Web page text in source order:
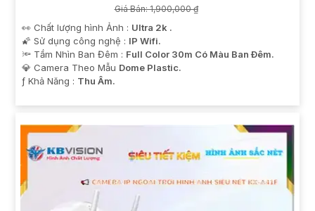
Giá Bán: 1,900,000 ₫
👀 Chất lượng hình Ảnh : Ultra 2k .
🌠 Sử dụng công nghệ : IP Wifi.
🔦 Tầm Nhìn Ban Đêm : Full Color 30m Có Màu Ban Ðêm.
💎 Camera Theo Mẫu Dome Plastic.
️ƒ Khả Năng : Thu Âm.